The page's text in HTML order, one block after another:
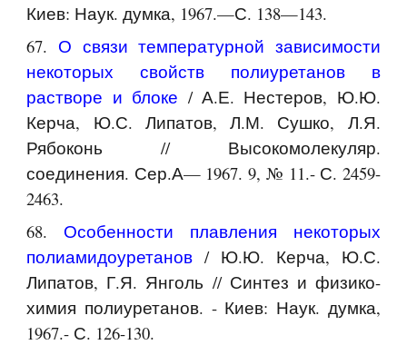
Киев: Наук. думка, 1967.—С. 138—143.
67. О связи температурной зависимости
некоторых свойств полиуретанов в
растворе и блоке / А.Е. Нестеров, Ю.Ю.
Керча, Ю.С. Липатов, Л.М. Сушко, Л.Я.
Рябоконь // Высокомолекуляр.
соединения. Сер.А— 1967. 9, № 11.- С. 2459-
2463.
68. Особенности плавления некоторых
полиамидоуретанов / Ю.Ю. Керча, Ю.С.
Липатов, Г.Я. Янголь // Синтез и физико-
химия полиуретанов. - Киев: Наук. думка,
1967.- С. 126-130.